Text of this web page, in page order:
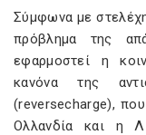
Σύμφωνα με
πρόβλημα της
εφαρμοστεί η
κανόνα της
(reversecharge),
Ολλανδία και η